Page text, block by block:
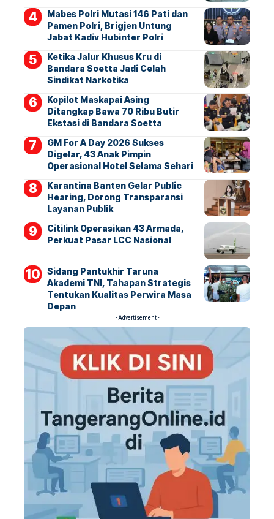
Mabes Polri Mutasi 146 Pati dan
Pamen Polri, Brigjen Untung
Jabat Kadiv Hubinter Polri
Ketika Jalur Khusus Kru di
Bandara Soetta Jadi Celah
Sindikat Narkotika
Kopilot Maskapai Asing
Ditangkap Bawa 70 Ribu Butir
Ekstasi di Bandara Soetta
GM For A Day 2026 Sukses
Digelar, 43 Anak Pimpin
Operasional Hotel Selama Sehari
Karantina Banten Gelar Public
Hearing, Dorong Transparansi
Layanan Publik
Citilink Operasikan 43 Armada,
Perkuat Pasar LCC Nasional
Sidang Pantukhir Taruna
Akademi TNI, Tahapan Strategis
Tentukan Kualitas Perwira Masa
Depan
- Advertisement -